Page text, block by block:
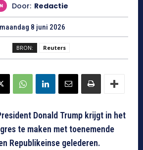
Door: Redactie
maandag 8 juni 2026
BRON: Reuters
Donald Trump krijgt in het
te maken met toenemende
Republikeinse gelederen.